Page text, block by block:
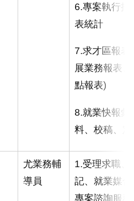
6.專案執行控
表統計
7.求才區報表
展業務報表
點報表)
8.就業快報彙
料、校稿、定
尤業務輔
導員
1.受理求職、
記、就業媒
專案諮詢服務